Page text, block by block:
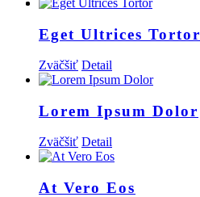
Eget Ultrices Tortor
Zväčšiť Detail
Lorem Ipsum Dolor
Zväčšiť Detail
At Vero Eos